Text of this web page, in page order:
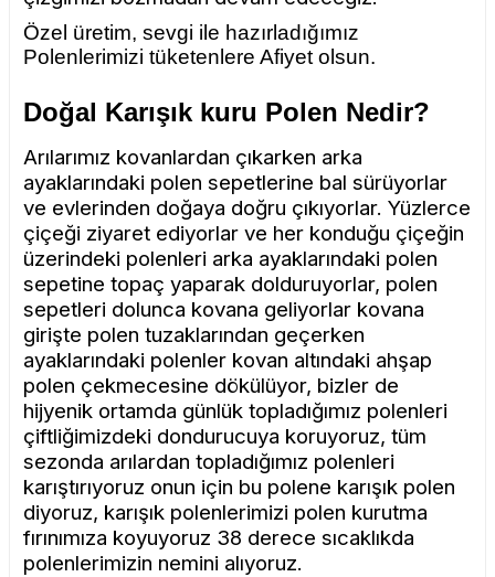
Özel üretim, sevgi ile hazırladığımız
Polenlerimizi tüketenlere Afiyet olsun.
Doğal Karışık kuru Polen Nedir?
Arılarımız kovanlardan çıkarken arka
ayaklarındaki polen sepetlerine bal sürüyorlar
ve evlerinden doğaya doğru çıkıyorlar. Yüzlerce
çiçeği ziyaret ediyorlar ve her konduğu çiçeğin
üzerindeki polenleri arka ayaklarındaki polen
sepetine topaç yaparak dolduruyorlar, polen
sepetleri dolunca kovana geliyorlar kovana
girişte polen tuzaklarından geçerken
ayaklarındaki polenler kovan altındaki ahşap
polen çekmecesine dökülüyor, bizler de
hijyenik ortamda günlük topladığımız polenleri
çiftliğimizdeki dondurucuya koruyoruz, tüm
sezonda arılardan topladığımız polenleri
karıştırıyoruz onun için bu polene karışık polen
diyoruz, karışık polenlerimizi polen kurutma
fırınımıza koyuyoruz 38 derece sıcaklıkda
polenlerimizin nemini alıyoruz.